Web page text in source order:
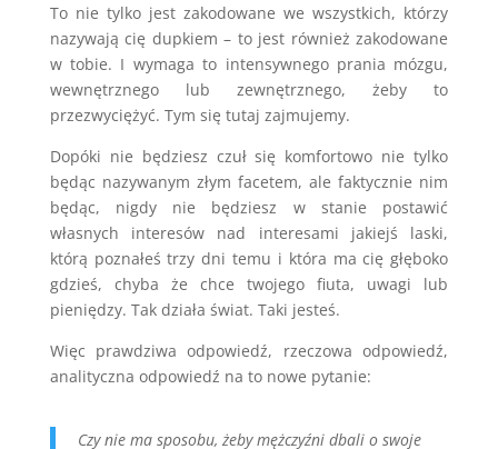
To nie tylko jest zakodowane we wszystkich, którzy
nazywają cię dupkiem – to jest również zakodowane
w tobie. I wymaga to intensywnego prania mózgu,
wewnętrznego lub zewnętrznego, żeby to
przezwyciężyć. Tym się tutaj zajmujemy.
Dopóki nie będziesz czuł się komfortowo nie tylko
będąc nazywanym złym facetem, ale faktycznie nim
będąc, nigdy nie będziesz w stanie postawić
własnych interesów nad interesami jakiejś laski,
którą poznałeś trzy dni temu i która ma cię głęboko
gdzieś, chyba że chce twojego fiuta, uwagi lub
pieniędzy. Tak działa świat. Taki jesteś.
Więc prawdziwa odpowiedź, rzeczowa odpowiedź,
analityczna odpowiedź na to nowe pytanie:
Czy nie ma sposobu, żeby mężczyźni dbali o swoje